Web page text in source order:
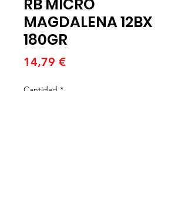
RB MICRO
MAGDALENA 12BX
180GR
14,79 €Precio
Cantidad *